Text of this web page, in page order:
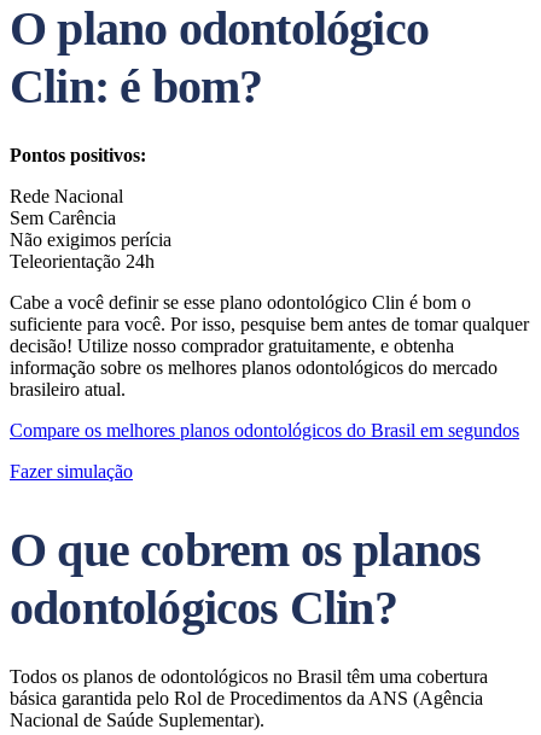
O plano odontológico
Clin: é bom?
Pontos positivos:
Rede Nacional
Sem Carência
Não exigimos perícia
Teleorientação 24h
Cabe a você definir se esse plano odontológico Clin é bom o
suficiente para você. Por isso, pesquise bem antes de tomar qualquer
decisão! Utilize nosso comprador gratuitamente, e obtenha
informação sobre os melhores planos odontológicos do mercado
brasileiro atual.
Compare os melhores planos odontológicos do Brasil em segundos
Fazer simulação
O que cobrem os planos
odontológicos Clin?
Todos os planos de odontológicos no Brasil têm uma cobertura
básica garantida pelo Rol de Procedimentos da ANS (Agência
Nacional de Saúde Suplementar).